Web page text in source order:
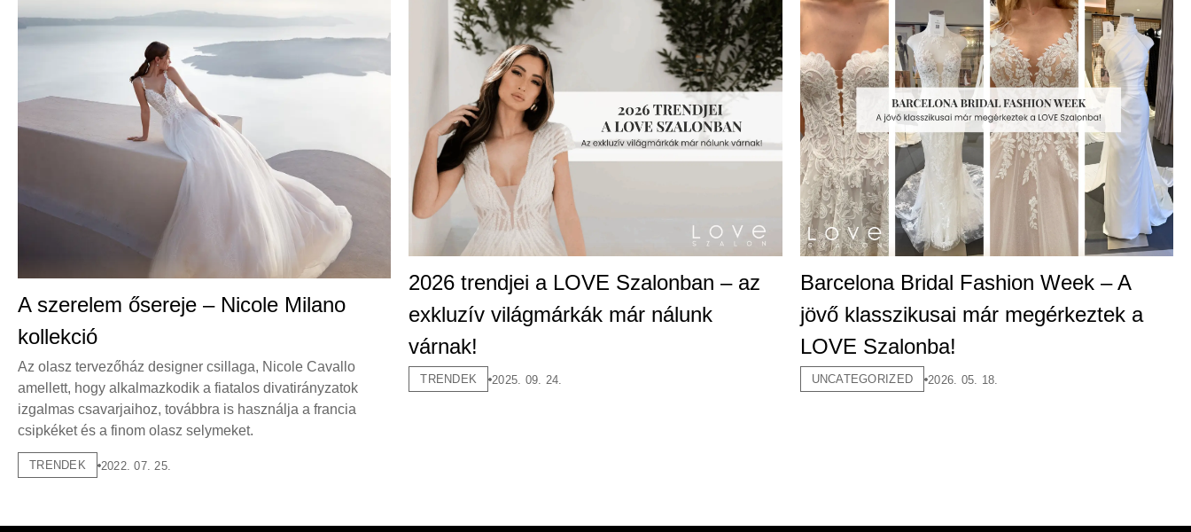
A szerelem ősereje – Nicole Milano
kollekció
Az olasz tervezőház designer csillaga, Nicole Cavallo
amellett, hogy alkalmazkodik a fiatalos divatirányzatok
izgalmas csavarjaihoz, továbbra is használja a francia
csipkéket és a finom olasz selymeket.
TRENDEK 2022. 07. 25.
2026 trendjei a LOVE Szalonban – az
exkluzív világmárkák már nálunk
várnak!
TRENDEK 2025. 09. 24.
Barcelona Bridal Fashion Week – A
jövő klasszikusai már megérkeztek a
LOVE Szalonba!
UNCATEGORIZED 2026. 05. 18.